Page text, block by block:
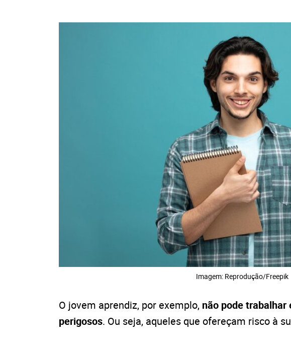
Imagem: Reprodução/Freepik
O jovem aprendiz, por exemplo, não pode trabalhar
perigosos. Ou seja, aqueles que ofereçam risco à